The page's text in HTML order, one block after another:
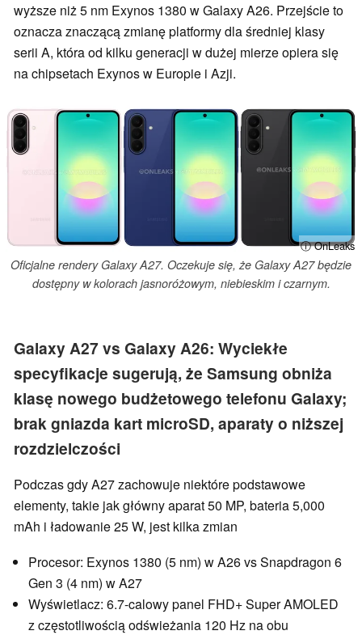
wyższe niż 5 nm Exynos 1380 w Galaxy A26. Przejście to
oznacza znaczącą zmianę platformy dla średniej klasy
serii A, która od kilku generacji w dużej mierze opiera się
na chipsetach Exynos w Europie i Azji.
ⓘ OnLeaks
Oficjalne rendery Galaxy A27. Oczekuje się, że Galaxy A27 będzie
dostępny w kolorach jasnoróżowym, niebieskim i czarnym.
Galaxy A27 vs Galaxy A26: Wyciekłe
specyfikacje sugerują, że Samsung obniża
klasę nowego budżetowego telefonu Galaxy;
brak gniazda kart microSD, aparaty o niższej
rozdzielczości
Podczas gdy A27 zachowuje niektóre podstawowe
elementy, takie jak główny aparat 50 MP, bateria 5,000
mAh i ładowanie 25 W, jest kilka zmian
Procesor: Exynos 1380 (5 nm) w A26 vs Snapdragon 6
Gen 3 (4 nm) w A27
Wyświetlacz: 6.7-calowy panel FHD+ Super AMOLED
z częstotliwością odświeżania 120 Hz na obu